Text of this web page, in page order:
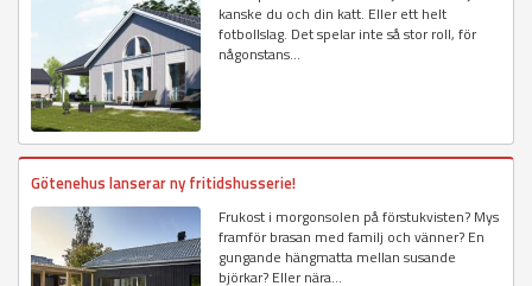
kanske du och din katt. Eller ett helt
fotbollslag. Det spelar inte så stor roll, för
någonstans...
Götenehus lanserar ny fritidshusserie!
Frukost i morgonsolen på förstukvisten? Mys
framför brasan med familj och vänner? En
gungande hängmatta mellan susande
björkar? Eller nära...